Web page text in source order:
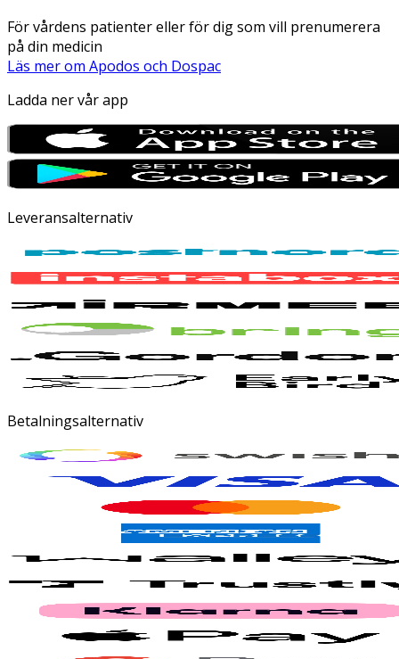
För vårdens patienter eller för dig som vill prenumerera
på din medicin
Läs mer om Apodos och Dospac
Ladda ner vår app
Leveransalternativ
Betalningsalternativ